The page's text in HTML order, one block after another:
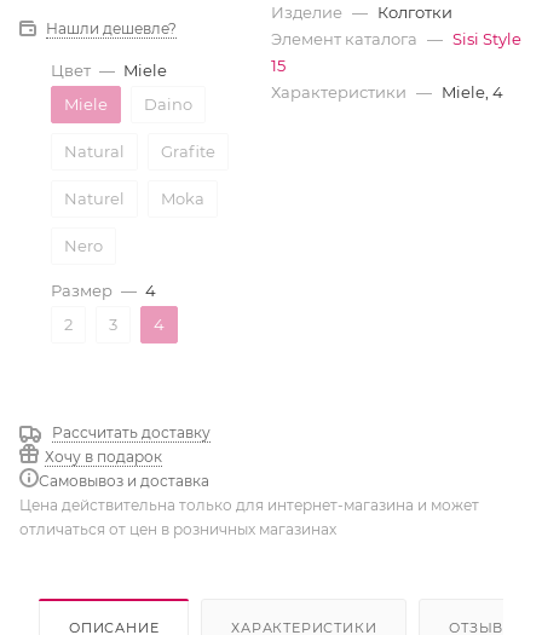
Нашли дешевле?
Цвет — Miele
Miele
Daino
Natural Grafite
Naturel Moka
Nero
Размер — 4
2
3 4
Рассчитать доставку
Хочу в подарок
Самовывоз и доставка
Изделие — Колготки
Элемент каталога — Sisi Style
15
Характеристики — Miele, 4
Цена действительна только для интернет-магазина и может
отличаться от цен в розничных магазинах
ОПИСАНИЕ ХАРАКТЕРИСТИКИ ОТЗЫВЫ